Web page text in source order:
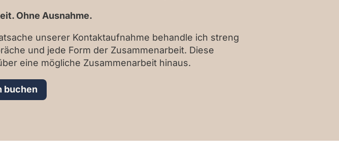
Ohne Ausnahme.
unserer Kontaktaufnahme behandle ich streng
und jede Form der Zusammenarbeit. Diese
eine mögliche Zusammenarbeit hinaus.
buchen